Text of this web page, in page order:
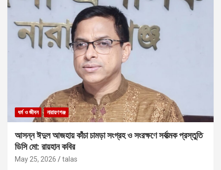
ধর্ম ও জীবন নারায়ণগঞ্জ
আসন্ন ঈদুল আজহায় কাঁচা চামড়া সংগ্রহ ও সংরক্ষণে সর্বাত্মক প্রস্তুতি
ডিসি মো: রায়হান কবির
May 25, 2026 talas